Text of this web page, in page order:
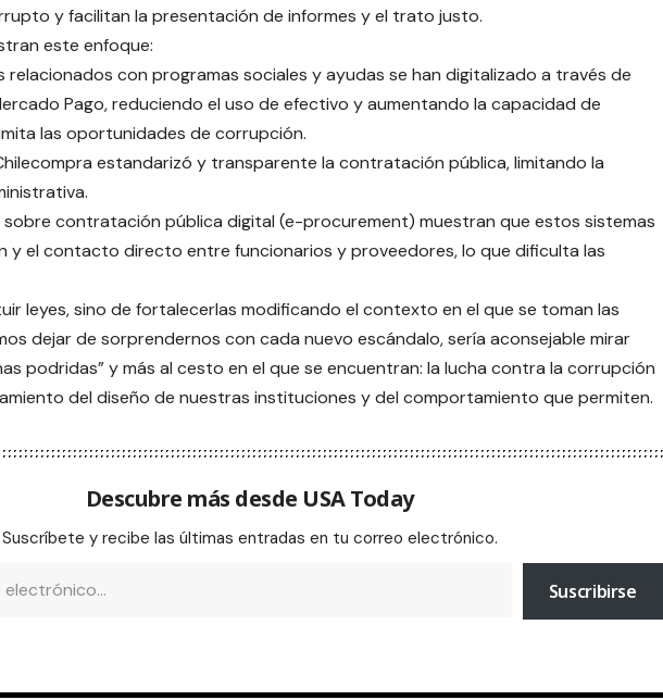
y facilitan la presentación de informes y el trato justo.
este enfoque:
relacionados con programas sociales y ayudas se han digitalizado a través de
Pago, reduciendo el uso de efectivo y aumentando la capacidad de
las oportunidades de corrupción.
estandarizó y transparente la contratación pública, limitando la
sobre contratación pública digital (e-procurement) muestran que estos sistemas
y el contacto directo entre funcionarios y proveedores, lo que dificulta las
leyes, sino de fortalecerlas modificando el contexto en el que se toman las
dejar de sorprendernos con cada nuevo escándalo, sería aconsejable mirar
podridas” y más al cesto en el que se encuentran: la lucha contra la corrupción
del diseño de nuestras instituciones y del comportamiento que permiten.
Descubre más desde USA Today
Suscríbete y recibe las últimas entradas en tu correo electrónico.
Suscribirse